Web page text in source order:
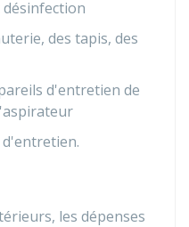
des tapis, des
d'entretien de
les dépenses